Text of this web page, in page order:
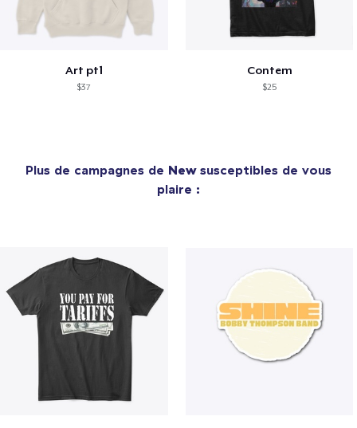
Art pt1
$37
Contem
$25
Plus de campagnes de Newsusceptibles de vous
plaire :